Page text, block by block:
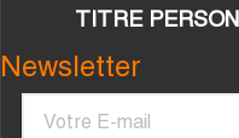
TITRE
Newsletter
Courriel